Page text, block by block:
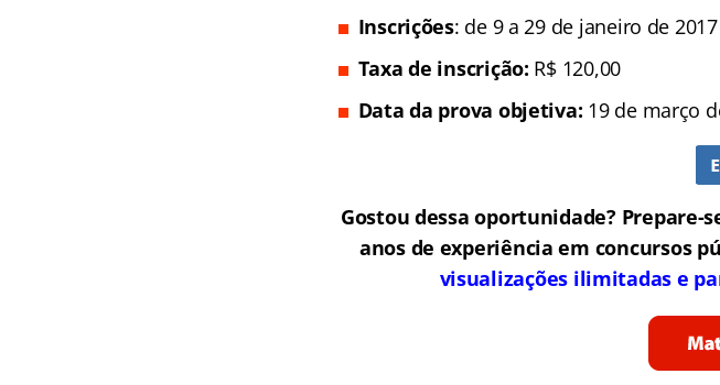
Inscrições: de 9 a 29 de janeiro de 2017
Taxa de inscrição: R$ 120,00
Data da prova objetiva: 19 de março
Gostou dessa oportunidade? Prepare-
anos de experiência em concursos
visualizações ilimitadas e